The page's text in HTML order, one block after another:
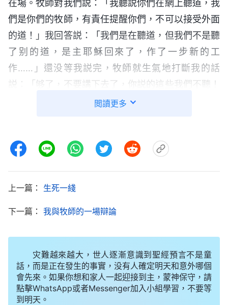
在場。牧師對我們説：「我聽説你們在網上聽道，我
們是你們的牧師，有責任提醒你們，不可以接受外面
的道！」我回答説：「我們是在聽道，但我們不是聽
了别的道，是主耶穌回來了，作了一步新的工
作……」還没等我説完，牧師就生氣地打斷我的話
説：「够了，不要講下去了，你説的這些我們不聽！
今天就要你們作一個選擇，你們是繼續信别的神，還
們如果還要在網絡上聽别的道，就在紙上打叉，不聽
婚喪嫁娶、生孩子、蓋房子等等這些事，我們就不管
默不語。我心裏有些猶豫，如果我什麽也不寫，牧師
了，這可是村裏流傳下來的老規矩，大家都特别注重
這些傳統儀式，不能不遵守啊。而且全村的人都是聽
牧師長老的，牧師要不出面，大家肯定也不會來參
閲讀更多
上一篇： 生死一綫
下一篇： 我與牧師的一場辯論
灾難越來越大，世人逐漸意識到聖經預言不是童
話，而是正在發生的事實，没有人確定明天和意外哪個
會先來。如果你想和家人一起迎接到主，蒙神保守，請
點擊WhatsApp或者Messenger加入小組學習，不要等
到明天。